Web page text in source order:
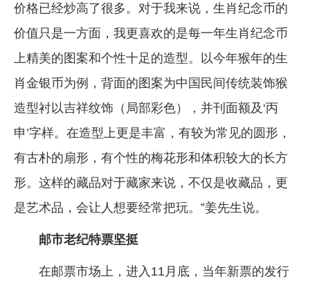
价格已经炒高了很多。对于我来说，生肖纪念币的
价值只是一方面，我更喜欢的是每一年生肖纪念币
上精美的图案和个性十足的造型。以今年猴年的生
肖金银币为例，背面的图案为中国民间传统装饰猴
造型衬以吉祥纹饰（局部彩色），并刊面额及‘丙
申’字样。在造型上更是丰富，有较为常见的圆形，
有古朴的扇形，有个性的梅花形和体积较大的长方
形。这样的藏品对于藏家来说，不仅是收藏品，更
是艺术品，会让人想要经常把玩。”姜先生说。
邮市老纪特票坚挺
在邮票市场上，进入11月底，当年新票的发行